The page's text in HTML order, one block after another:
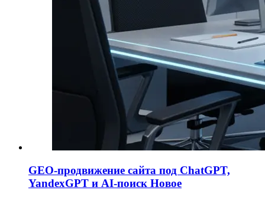
GEO-продвижение сайта под ChatGPT,
YandexGPT и AI-поиск Новое